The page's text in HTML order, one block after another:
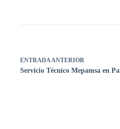
ENTRADA ANTERIOR
Servicio Técnico Mepamsa en